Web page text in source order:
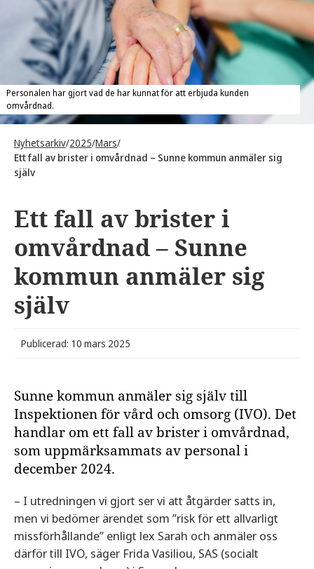
Personalen har gjort vad de har kunnat för att erbjuda kunden
omvårdnad.
Nyhetsarkiv/2025/Mars/
Ett fall av brister i omvårdnad – Sunne kommun anmäler sig
själv
Ett fall av brister i
omvårdnad – Sunne
kommun anmäler sig
själv
Publicerad: 10 mars 2025
Sunne kommun anmäler sig själv till
Inspektionen för vård och omsorg (IVO). Det
handlar om ett fall av brister i omvårdnad,
som uppmärksammats av personal i
december 2024.
– I utredningen vi gjort ser vi att åtgärder satts in,
men vi bedömer ärendet som ”risk för ett allvarligt
missförhållande” enligt lex Sarah och anmäler oss
därför till IVO, säger Frida Vasiliou, SAS (socialt